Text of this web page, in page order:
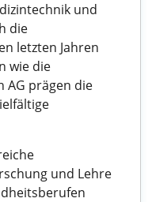
und
die
letzten Jahren
wie die
AG prägen die
und Lehre